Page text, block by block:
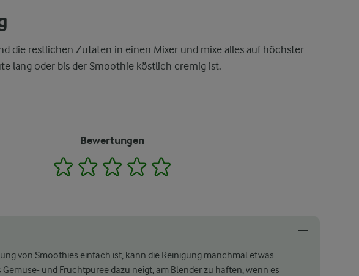
die restlichen Zutaten in einen Mixer und mixe alles auf höchster
lang oder bis der Smoothie köstlich cremig ist.
Bewertungen
1 2 3 4
von Smoothies einfach ist, kann die Reinigung manchmal etwas
Gemüse- und Fruchtpüree dazu neigt, am Blender zu haften, wenn es